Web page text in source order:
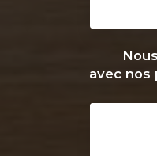
avec nos